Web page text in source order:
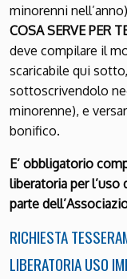
minorenni nell’anno)
COSA SERVE PER
deve compilare il
scaricabile qui
sottoscrivendolo
minorenne), e
bonifico.
E’ obbligatorio
liberatoria per l’uso
parte
RICHIESTA
LIBERATORIA USO